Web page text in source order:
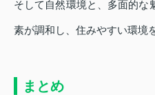
そして自然環境と、多面的な
素が調和し、住みやすい環境
まとめ